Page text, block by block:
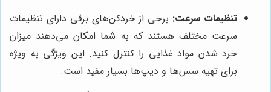
تنظیمات سرعت: برخی از خردکن‌های برقی دارای تنظیمات
سرعت مختلف هستند که به شما امکان می‌دهند میزان
خرد شدن مواد غذایی را کنترل کنید. این ویژگی به ویژه
برای تهیه سس‌ها و دیپ‌ها بسیار مفید است.